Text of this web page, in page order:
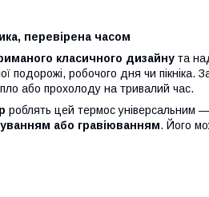
перевірена часом
класичного дизайну та
робочого дня чи пікніка.
або прохолоду на тривалий час.
роблять цей термос універсальним
або гравіюванням. Його